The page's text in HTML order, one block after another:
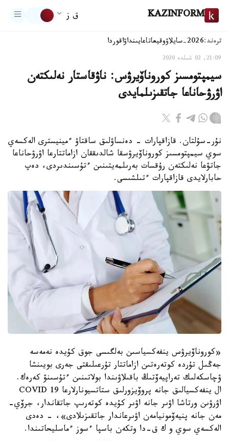
KAZINFORM ق ز
ترەند:2026-سايلاۋ وقيعاتاعايىنداۋاقوردا
21:09, 02 شىلدە 2020
سيمپتومسىز كوروناۆيرۋس: ناۋقاستار نەلىكتەن
اۋرۋحاناعا جاتقىزىلمايدى
نۇر-سۇلتان. قازاقپارات - دەنساۋلىق ساقتاۋ ءمينيسترى الەكسەي
سوي سيمپتومسىز كوروناۆيرۋسقا شالدىققان ازاماتتارعا اۋرۋحاناعا
جاتۋعا نەلىكتەن رۇقسات بەرىلمەيتىنىن ءتۇسىندىردى، دەپ
حابارلايدى قازاقپارات ءتىلشىسى.
«كوروناۆيرۋس ينفەكسياسىن بەلگىسى جوق كۇيدە نەمەسە
جەڭىل تۇردە كوتەرەتىن ازاماتتار تۇرعىلىقتى جەرى بويىنشا
ۋچاسكەلىك تەراپيەۆتىڭ باقىلاۋىندا بولاتىنىن ءتۇسىنۋ كەرەك.
ال ينفەكسيالىق جانە پروۆيزورلىق ستاتسيونارلارعا COVID 19
اۋرۋىن ورتاشا اۋىر جانە اۋىر كۇيدە كوتەرىپ جاتقاندار، جرۆي-
مەن جانە پنيەۆمونيامەن اۋىرعاندار جاتقىزىلادى»، - دەدى
الەكسەي سوي و ك ق-دا وتكەن باسپا ءسوز ءماسليحاتىندا.